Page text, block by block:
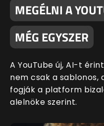
MEGÉLNI A
MÉG EGYSZER
A YouTube új, AI-t
nem csak a sablonos,
fogják a platform
alelnöke szerint.